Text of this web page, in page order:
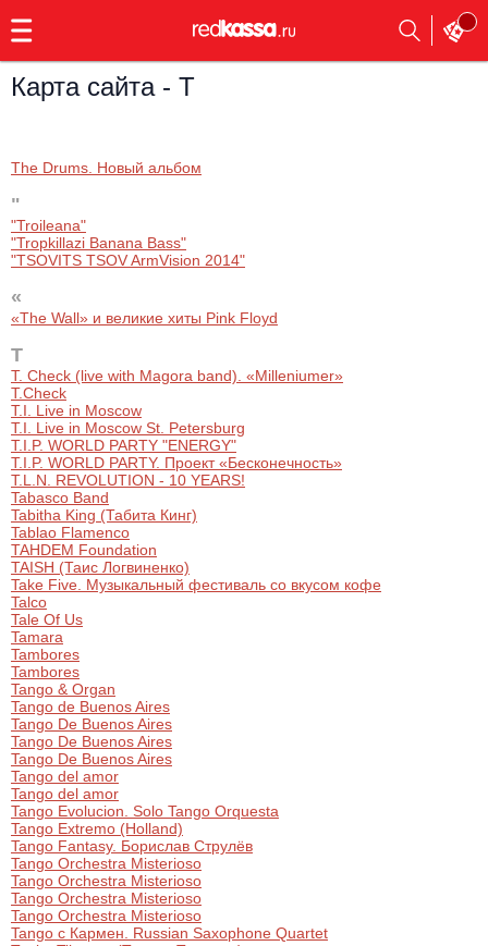
Главная
Выбрать мероприятие
Контакты
Выбрать другой город
23:00
Все события
Инди
Панк
Концерты на теплоходе
Поп и эстрада
Альтернатива
Классическая музыка
Круиз Фест
Open-air на ВДНХ
Джаз и блюз
Этно, фолк, кантри
Рок
Шансон, романс, авторская песня
Все события
Поэтический вечер
Опера
Известные актёры
Комедия
Творческий вечер
Мюзикл, оперетта
Балет
Драма
Музыкальный спектакль
Спектакль
Все события
Другое для детей
Детский концерт
Детский спектакль
Детское шоу
Детский мюзикл
Все события
Все события
Карта сайта - T
The Drums. Новый альбом
"
"Troileana"
"Tropkillazi Banana Bass"
"TSOVITS TSOV ArmVision 2014"
«
«The Wall» и великие хиты Pink Floyd
T
T. Check (live with Magora band). «Milleniumer»
T.Check
T.I. Live in Moscow
T.I. Live in Moscow St. Petersburg
T.I.P. WORLD PARTY "ENERGY"
T.I.P. WORLD PARTY. Проект «Бесконечность»
T.L.N. REVOLUTION - 10 YEARS!
Tabasco Band
Tabitha King (Табита Кинг)
Tablao Flamenсo
TAHDEM Foundation
TAISH (Таис Логвиненко)
Take Five. Музыкальный фестиваль со вкусом кофе
Talco
Tale Of Us
Tamara
Tambores
Tambores
Tango & Organ
Tango de Buenos Aires
Tango De Buenos Aires
Tango De Buenos Aires
Tango De Buenos Aires
Tango del amor
Tango del amor
Tango Evolucion. Solo Tango Orquesta
Tango Extremo (Holland)
Tango Fantasy. Борислав Струлёв
Tango Orchestra Misterioso
Tango Orchestra Misterioso
Tango Orchestra Misterioso
Tango Orchestra Misterioso
Tango с Кармен. Russian Saxophone Quartet